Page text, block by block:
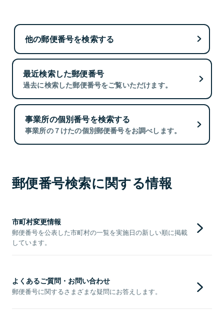
他の郵便番号を検索する
最近検索した郵便番号
過去に検索した郵便番号をご覧いただけます。
事業所の個別番号を検索する
事業所の７けたの個別郵便番号をお調べします。
郵便番号検索に関する情報
市町村変更情報
郵便番号を公表した市町村の一覧を実施日の新しい順に掲載
しています。
よくあるご質問・お問い合わせ
郵便番号に関するさまざまな疑問にお答えします。